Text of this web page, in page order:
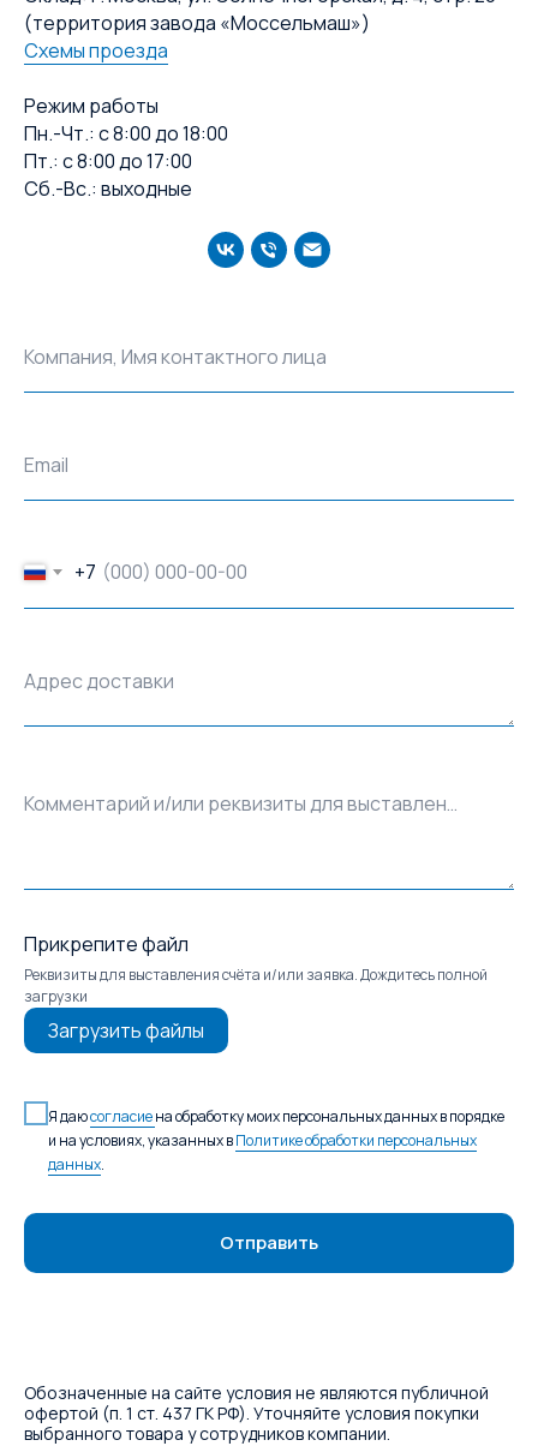
(территория завода «Моссельмаш»)
Схемы проезда
Режим работы
Пн.-Чт.: с 8:00 до 18:00
Пт.: с 8:00 до 17:00
Сб.-Вс.: выходные
Компания, Имя контактного лица
Email
+7
Адрес доставки
Комментарий и/или реквизиты для выставления счёта
Прикрепите файл
Реквизиты для выставления счёта и/или заявка. Дождитесь полной
загрузки
Загрузить файлы
Я даюсогласиена обработку моих персональных данных в порядке
и на условиях, указанных вПолитике обработки персональных
данных.
Отправить
Обозначенные на сайте условия не являются публичной
офертой (п. 1 ст. 437 ГК РФ). Уточняйте условия покупки
выбранного товара у сотрудников компании.